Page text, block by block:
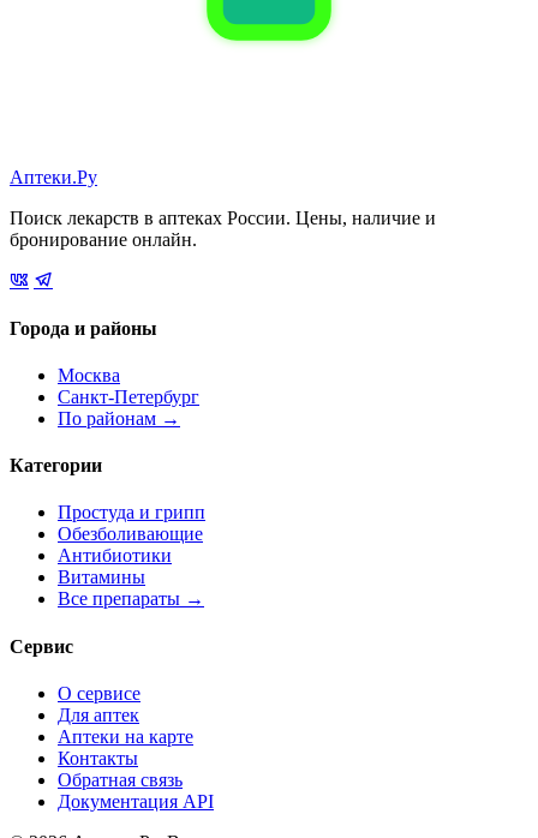
Аптеки.Ру
Поиск лекарств в аптеках России. Цены, наличие и
бронирование онлайн.
Города и районы
Москва
Санкт-Петербург
По районам →
Категории
Простуда и грипп
Обезболивающие
Антибиотики
Витамины
Все препараты →
Сервис
О сервисе
Для аптек
Аптеки на карте
Контакты
Обратная связь
Документация API